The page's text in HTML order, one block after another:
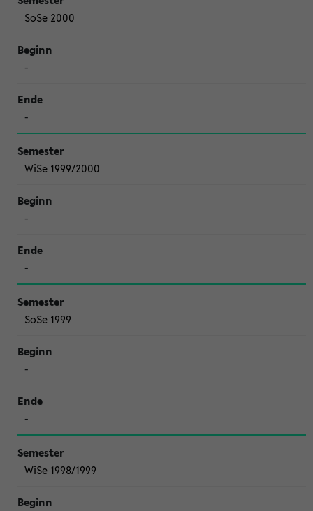
SoSe 2000
-
-
WiSe 1999/2000
-
-
SoSe 1999
-
-
WiSe 1998/1999